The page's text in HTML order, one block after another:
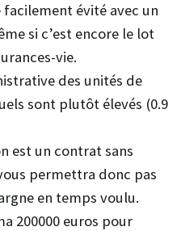
évité avec un
si c’est encore le lot
vie.
des unités de
sont plutôt élevés (0.9
est un contrat sans
permettra donc pas
en temps voulu.
200000 euros pour